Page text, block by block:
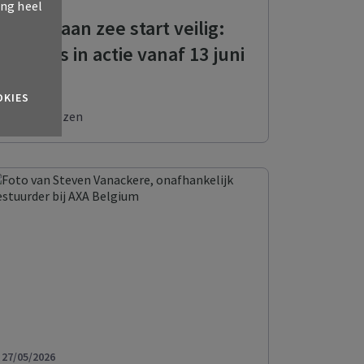
Zomer aan zee start veilig:
redders in actie vanaf 13 juni
8 min lezen
27/05/2026
heel